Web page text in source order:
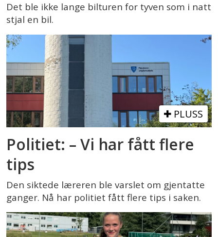
Det ble ikke lange bilturen for tyven som i natt
stjal en bil.
PLUSS
Politiet: – Vi har fått flere
tips
Den siktede læreren ble varslet om gjentatte
ganger. Nå har politiet fått flere tips i saken.